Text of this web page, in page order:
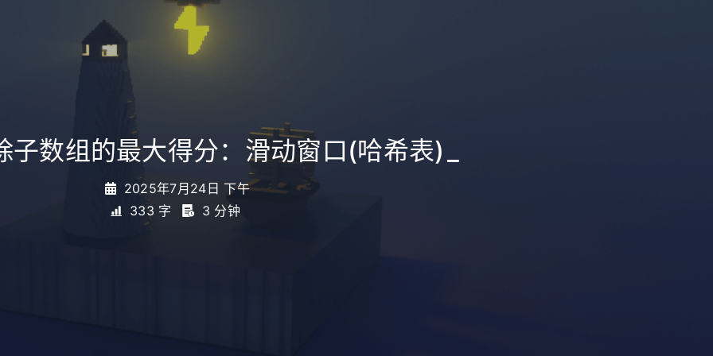
子数组的最大得分：滑动窗口(哈希表)
2025年7月24日 下午
333 字
3 分钟